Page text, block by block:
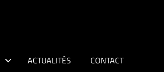
ACTUALITÉS CONTACT